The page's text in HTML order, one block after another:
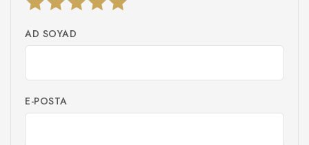
AD SOYAD
E-POSTA